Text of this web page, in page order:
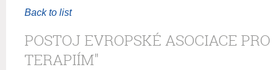
Back to list
POSTOJ EVROPSKÉ ASOCIACE
TERAPIÍM"